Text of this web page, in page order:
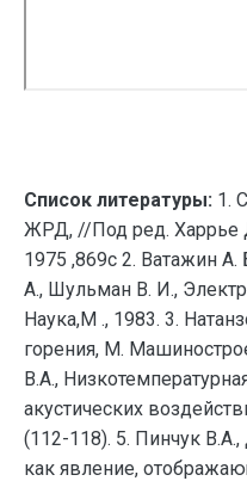
Список литературы: 1.
ЖРД, //Под ред. Харрье
1975 ,869с 2. Ватажин А.
А., Шульман В. И.,
Наука,М ., 1983. 3.
горения, М.
В.А.,
акустических
(112-118). 5. Пинчук
как явление,